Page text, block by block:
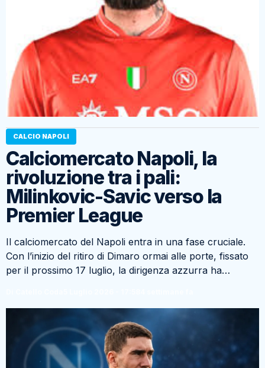
CALCIO NAPOLI
Calciomercato Napoli, la
rivoluzione tra i pali:
Milinkovic-Savic verso la
Premier League
Il calciomercato del Napoli entra in una fase cruciale.
Con l’inizio del ritiro di Dimaro ormai alle porte, fissato
per il prossimo 17 luglio, la dirigenza azzurra ha…